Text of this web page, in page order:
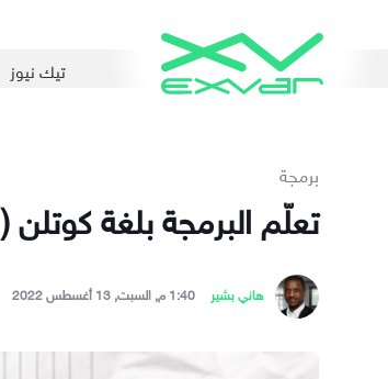
تيك نيوز
برمجة
تعلّم البرمجة بلغة كوتلن (71): الكائنات المرافقة Companion Objects
هاني بشير 1:40 م, السبت, 13 أغسطس 2022